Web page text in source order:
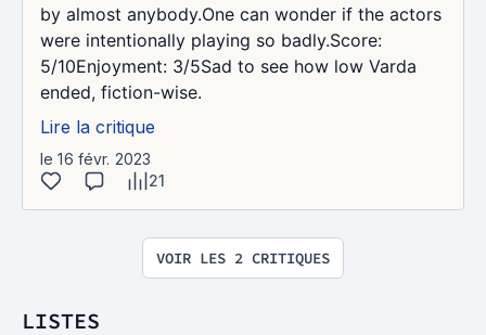
by almost anybody.One can wonder if the actors
were intentionally playing so badly.Score:
5/10Enjoyment: 3/5Sad to see how low Varda
ended, fiction-wise.
Lire la critique
le 16 févr. 2023
21
VOIR LES 2 CRITIQUES
LISTES